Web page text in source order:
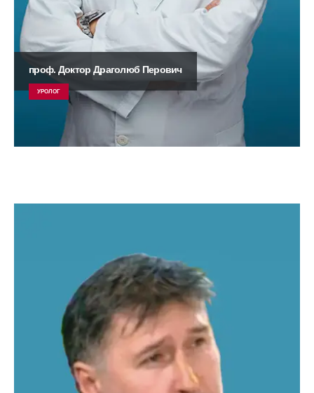
проф. Доктор Драголюб Перович
УРОЛОГ